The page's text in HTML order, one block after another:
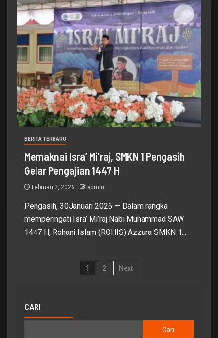
BERITA TERBARU
Memaknai Isra’ Mi’raj, SMKN 1 Pengasih
Gelar Pengajian 1447 H
Februari 2, 2026 admin
Pengasih, 30Januari 2026 — Dalam rangka
memperingati Isra’ Mi’raj Nabi Muhammad SAW
1447 H, Rohani Islam (ROHIS) Azzura SMKN 1...
1 2 Next
CARI
Cari